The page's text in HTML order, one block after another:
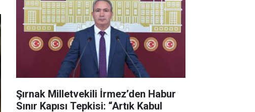
Şırnak Milletvekili İrmez’den Habur
Sınır Kapısı Tepkisi: “Artık Kabul